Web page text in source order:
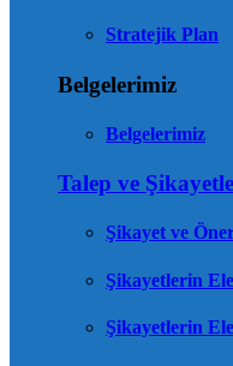
Stratejik Plan
Belgelerimiz
Belgelerimiz
Talep ve
Şikayet ve
Şikayetlerin
Şikayetlerin Ele